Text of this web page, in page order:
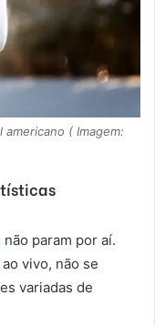
( Imagem:
não param por aí.
vivo, não se
variadas de